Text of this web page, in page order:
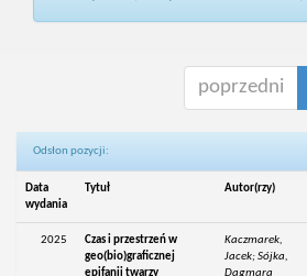
poprzedni
Odsłon pozycji:
Data
wydania
Tytuł Autor(rzy)
2025
Czas i przestrzeń w
geo(bio)graficznej
epifanii twarzy
Kaczmarek,
Jacek; Sójka,
Dagmara